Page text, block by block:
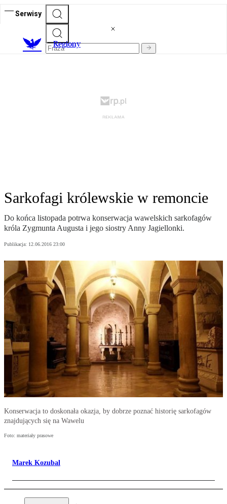
Serwisy
Regiony
Sarkofagi królewskie w remoncie
Do końca listopada potrwa konserwacja wawelskich sarkofagów
króla Zygmunta Augusta i jego siostry Anny Jagiellonki.
Publikacja: 12.06.2016 23:00
Konserwacja to doskonała okazja, by dobrze poznać historię sarkofagów
znajdujących się na Wawelu
Foto: materiały prasowe
Marek Kozubal